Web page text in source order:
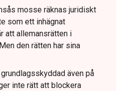
mosse räknas juridiskt
som ett inhägnat
att allemansrätten i
den rätten har sina
även på
inte rätt att blockera